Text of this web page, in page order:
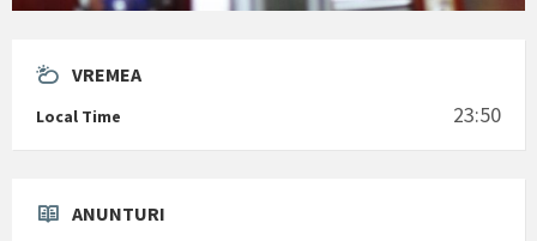
VREMEA
Local Time 23:50
ANUNTURI